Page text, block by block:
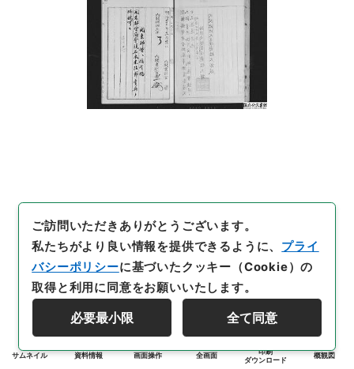
サムネイル 資料情報 画面操作 全画面
印刷
ダウンロード
概観図
ご訪問いただきありがとうございます。
私たちがより良い情報を提供できるように、 プライ
バシーポリシーに基づいたクッキー（Cookie）の
取得と利用に同意をお願いいたします。
必要最小限 全て同意